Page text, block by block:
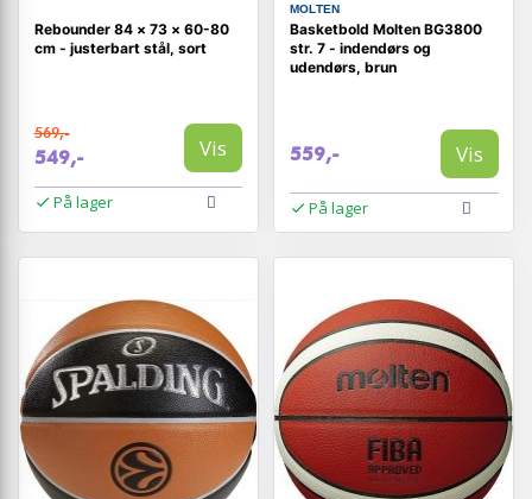
Rebounder 84 × 73 × 60-80
cm - justerbart stål, sort
569,-
549,- Vis
På lager
MOLTEN
Basketbold Molten BG3800
str. 7 - indendørs og
udendørs, brun
559,- Vis
På lager